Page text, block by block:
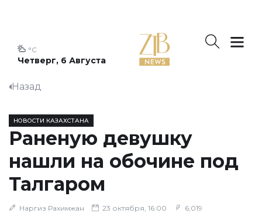
Четверг, 6 Августа
°C
Назад
НОВОСТИ КАЗАХСТАНА
Раненую девушку
нашли на обочине под
Талгаром
Наргиз Рахимжан 23 октября, 16:00 6,019